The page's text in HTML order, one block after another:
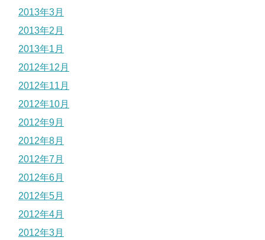
2013年3月
2013年2月
2013年1月
2012年12月
2012年11月
2012年10月
2012年9月
2012年8月
2012年7月
2012年6月
2012年5月
2012年4月
2012年3月